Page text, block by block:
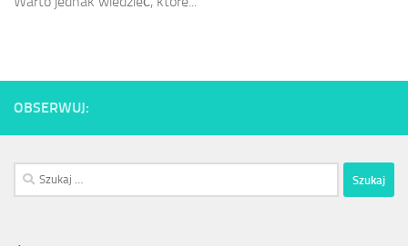
OBSERWUJ:
Szukaj: